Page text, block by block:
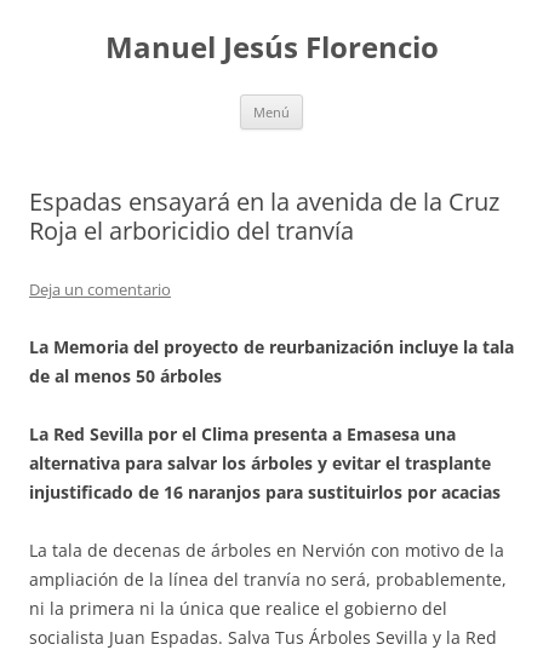
contenidoManuel Jesús Florencio
Menú
Espadas ensayará en la avenida de la Cruz
Roja el arboricidio del tranvía
Deja un comentario
La Memoria del proyecto de reurbanización incluye la tala
de al menos 50 árboles
La Red Sevilla por el Clima presenta a Emasesa una
alternativa para salvar los árboles y evitar el trasplante
injustificado de 16 naranjos para sustituirlos por acacias
La tala de decenas de árboles en Nervión con motivo de la
ampliación de la línea del tranvía no será, probablemente,
ni la primera ni la única que realice el gobierno del
socialista Juan Espadas. Salva Tus Árboles Sevilla y la Red